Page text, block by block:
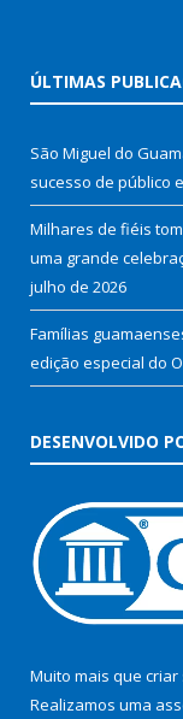
ÚLTIMAS
São Miguel do
sucesso de público
Milhares de fiéis
uma grande
julho de 2026
Famílias
edição especial do
DESENVOLVIDO
Muito mais que criar
Realizamos uma